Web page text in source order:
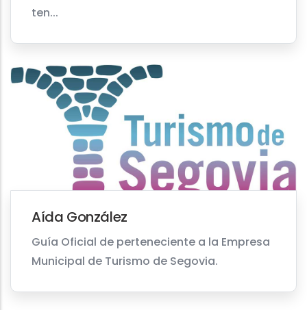
ten...
Aída González
Guía Oficial de perteneciente a la Empresa
Municipal de Turismo de Segovia.